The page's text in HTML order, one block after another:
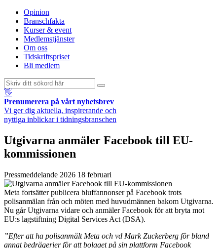
Opinion
Branschfakta
Kurser & event
Medlemstjänster
Om oss
Tidskriftspriset
Bli medlem
👋
Prenumerera på vårt nyhetsbrev
Vi ger dig aktuella, inspirerande och
nyttiga inblickar i tidningsbranschen
Utgivarna anmäler Facebook till EU-
kommissionen
Pressmeddelande 2026 18 februari
Meta fortsätter publicera bluffannonser på Facebook trots
polisanmälan från och möten med huvudmännen bakom Utgivarna.
Nu går Utgivarna vidare och anmäler Facebook för att bryta mot
EU:s lagstiftning Digital Services Act (DSA).
”Efter att ha polisanmält Meta och vd Mark Zuckerberg för bland
annat bedrägerier för att bolaget på sin plattform Facebook